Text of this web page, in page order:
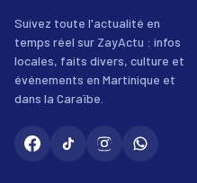
Suivez toute l'actualité en
temps réel sur ZayActu : infos
locales, faits divers, culture et
événements en Martinique et
dans la Caraïbe.